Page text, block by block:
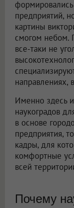
предприятий,
картины
смогом небом.
все-таки не
направлениях,
Именно здесь
наукоградов
в основе
предприятия,
кадры, для
комфортные
всей
Почему